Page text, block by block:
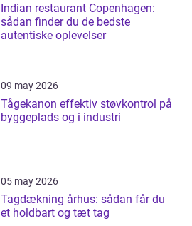
Indian restaurant Copenhagen:
sådan finder du de bedste
autentiske oplevelser
09 may 2026
Tågekanon effektiv støvkontrol på
byggeplads og i industri
05 may 2026
Tagdækning århus: sådan får du
et holdbart og tæt tag